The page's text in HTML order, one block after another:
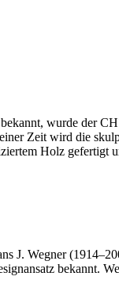
wurde der
Zeit wird die
Holz gefertigt
J. Wegner
bekannt.